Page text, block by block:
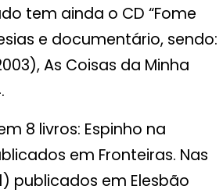
tem ainda o CD “Fome
e documentário, sendo:
As Coisas da Minha
8 livros: Espinho na
em Fronteiras. Nas
publicados em Elesbão